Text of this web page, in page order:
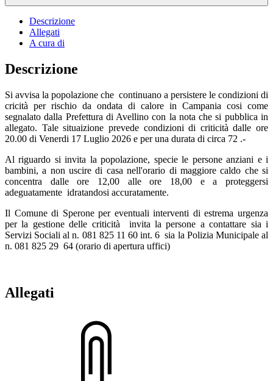
Descrizione
Allegati
A cura di
Descrizione
Si avvisa la popolazione che continuano a persistere le condizioni di
cricità per rischio da ondata di calore in Campania cosi come
segnalato dalla Prefettura di Avellino con la nota che si pubblica in
allegato. Tale situaizione prevede condizioni di criticità dalle ore
20.00 di Venerdi 17 Luglio 2026 e per una durata di circa 72 .-
Al riguardo si invita la popolazione, specie le persone anziani e i
bambini, a non uscire di casa nell'orario di maggiore caldo che si
concentra dalle ore 12,00 alle ore 18,00 e a proteggersi
adeguatamente idratandosi accuratamente.
Il Comune di Sperone per eventuali interventi di estrema urgenza
per la gestione delle criticità invita la persone a contattare sia i
Servizi Sociali al n. 081 825 11 60 int. 6 sia la Polizia Municipale al
n. 081 825 29 64 (orario di apertura uffici)
Allegati